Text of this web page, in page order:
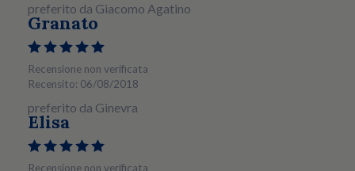
preferito da Giacomo Agatino
Granato
Recensione non verificata
Recensito: 06/08/2018
preferito da Ginevra
Elisa
Recensione non verificata